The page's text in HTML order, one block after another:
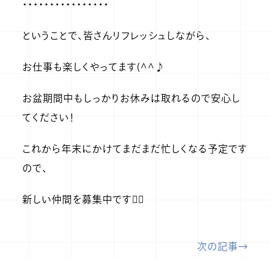
・・・・・・・・・・・・・・・・
ということで、皆さんリフレッシュしながら、
お仕事も楽しくやってます(^^♪
お盆期間中もしっかりお休みは取れるので安心し
てください！
これから年末にかけてまだまだ忙しくなる予定です
ので、
新しい仲間を募集中です🙆‍♂️
次の記事→